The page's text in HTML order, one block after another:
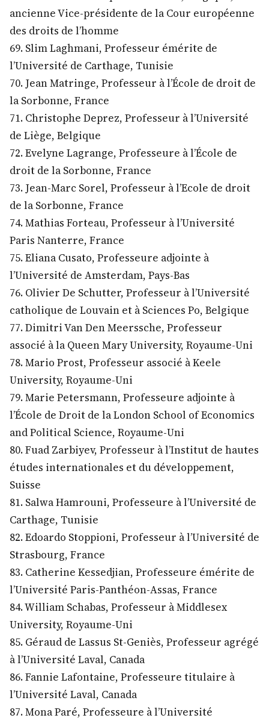
ancienne Vice-présidente de la Cour européenne
des droits de l’homme
69. Slim Laghmani, Professeur émérite de
l’Université de Carthage, Tunisie
70. Jean Matringe, Professeur à l’École de droit de
la Sorbonne, France
71. Christophe Deprez, Professeur à l’Université
de Liège, Belgique
72. Evelyne Lagrange, Professeure à l’École de
droit de la Sorbonne, France
73. Jean-Marc Sorel, Professeur à l’Ecole de droit
de la Sorbonne, France
74. Mathias Forteau, Professeur à l’Université
Paris Nanterre, France
75. Eliana Cusato, Professeure adjointe à
l’Université de Amsterdam, Pays-Bas
76. Olivier De Schutter, Professeur à l’Université
catholique de Louvain et à Sciences Po, Belgique
77. Dimitri Van Den Meerssche, Professeur
associé à la Queen Mary University, Royaume-Uni
78. Mario Prost, Professeur associé à Keele
University, Royaume-Uni
79. Marie Petersmann, Professeure adjointe à
l’École de Droit de la London School of Economics
and Political Science, Royaume-Uni
80. Fuad Zarbiyev, Professeur à l’Institut de hautes
études internationales et du développement,
Suisse
81. Salwa Hamrouni, Professeure à l’Université de
Carthage, Tunisie
82. Edoardo Stoppioni, Professeur à l’Université de
Strasbourg, France
83. Catherine Kessedjian, Professeure émérite de
l’Université Paris-Panthéon-Assas, France
84. William Schabas, Professeur à Middlesex
University, Royaume-Uni
85. Géraud de Lassus St-Geniès, Professeur agrégé
à l’Université Laval, Canada
86. Fannie Lafontaine, Professeure titulaire à
l’Université Laval, Canada
87. Mona Paré, Professeure à l’Université